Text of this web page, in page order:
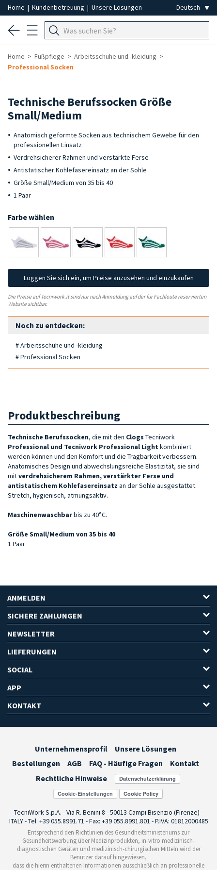
Home | Kundenbetreuung | Unsere Lösungen
Home Fußpflege
Arbeitsschuhe und -kleidung
Professional Socken
Technische Berufssocken Größe
Small/Medium
Anatomisch geformte Socken aus technischem Gewebe für den
professionellen Einsatz
Verdrehsicherer Rahmen und verstärkte Ferse
Antistatischer Kohlefasereinsatz an der Sohle
Größe Small/Medium von 35 bis 40
1 Paar
Farbe wählen
Loggen Sie sich ein, um Preise anzusehen und einzukaufen
Die Preise auf Tecniwork.it sind nur nach Anmeldung auf der für Fachleute reservierten
Website sichtbar.
Noch zu entdecken:
# Arbeitsschuhe und -kleidung
# Professional Socken
Produktbeschreibung
Technische Berufssocken, die mit den Clogs Tecniwork
Professional und Tecniwork Professional Light kombiniert
werden können und den Komfort und die Tragbarkeit verbessern.
Anatomisches Design und abwechslungsreiche Elastizität, sie sind
mitverdrehsicherem Rahmen, verstärkter Ferse und
antistatischem Kohlefasereinsatz an der Sohle ausgestattet.
Stretch, hygienisch, atmungsaktiv.
Maschinenwaschbarbis zu 40°C.
Größe Small/Medium von 35 bis 40
1 Paar
ANMELDEN
SICHERE ZAHLUNGEN
NEWSLETTER
LIEFERUNGEN
SOCIAL
APP
KONTAKT
Unternehmensprofil
Unsere Lösungen
Bestellungen
AGB FAQ - Häufige Fragen
Kontakt
Rechtliche Hinweise
Cookie-Einstellungen
TecniWork S.p.A. - Via R. Benini 8 - 50013 Campi Bisenzio (Firenze) -
ITALY - Tel: +39 055.8991.71 - Fax: +39 055.8991.801 - P.IVA: 01812000485
Entsprechend den Richtlinien des Gesundheitsministeriums zur
Gesundheitswerbung über Medizinprodukten, in-vitro medizinisch-
diagnostischen Geräten und medizinisch-chirurgischen Mitteln wird der
Benutzer darauf hingewiesen,
dass die hierin enthaltenen Informationen ausschließlich an professionelle